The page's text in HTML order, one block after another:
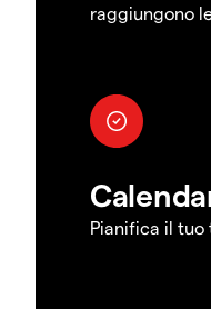
raggiungono
Pianifica il